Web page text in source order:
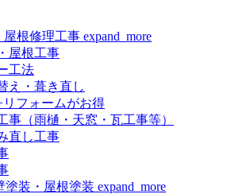
屋根修理工事 expand_more
屋根工事
工法
え・葺き直し
リフォームがお得
事（雨樋・天窓・瓦工事等）
直し工事
塗装・屋根塗装 expand_more